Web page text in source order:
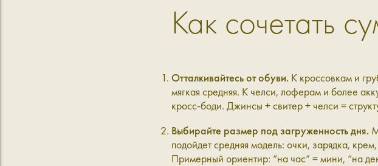
Как сочетать
Отталкивайтесь от обуви. К кроссовкам и
мягкая средняя. К челси, лоферам и более
кросс-боди. Джинсы + свитер + челси =
Выбирайте размер под загруженность дня.
подойдет средняя модель: очки, зарядка,
Примерный ориентир: “на час” = мини, “на